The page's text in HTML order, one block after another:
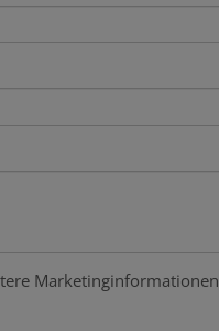
Marketinginformationen